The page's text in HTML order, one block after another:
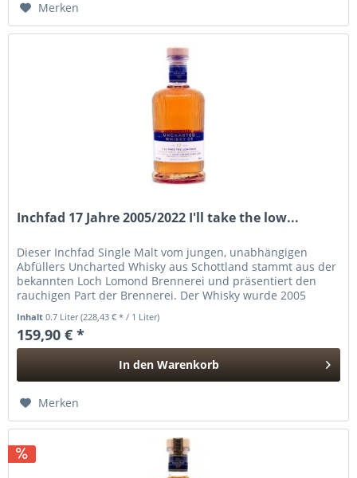
Merken
Inchfad 17 Jahre 2005/2022 I'll take the low...
Dieser Inchfad Single Malt vom jungen, unabhängigen
Abfüllers Uncharted Whisky aus Schottland stammt aus der
bekannten Loch Lomond Brennerei und präsentiert den
rauchigen Part der Brennerei. Der Whisky wurde 2005
Inhalt0.7 Liter(228,43 € * / 1 Liter)
159,90 € *
In den Warenkorb
Merken